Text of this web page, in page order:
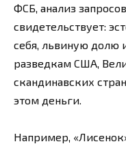
ФСБ, анализ
свидетельствует:
себя, львиную долю
разведкам США,
скандинавских
этом деньги.
Например,